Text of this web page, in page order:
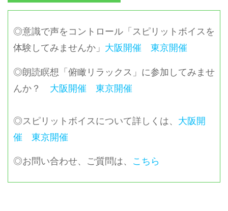
◎意識で声をコントロール「スピリットボイスを
体験してみませんか」 大阪開催 東京開催
◎朗読瞑想「俯瞰リラックス」に参加してみませ
んか？ 大阪開催 東京開催
◎スピリットボイスについて詳しくは、 大阪開
催
東京開催
◎お問い合わせ、ご質問は、 こちら